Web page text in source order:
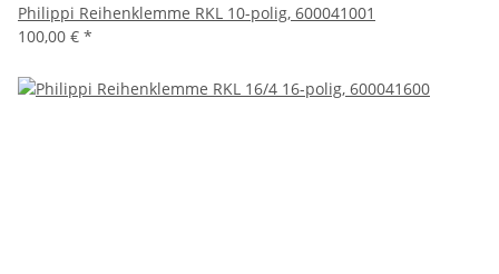
Philippi Reihenklemme RKL 10-polig, 600041001
100,00 € *